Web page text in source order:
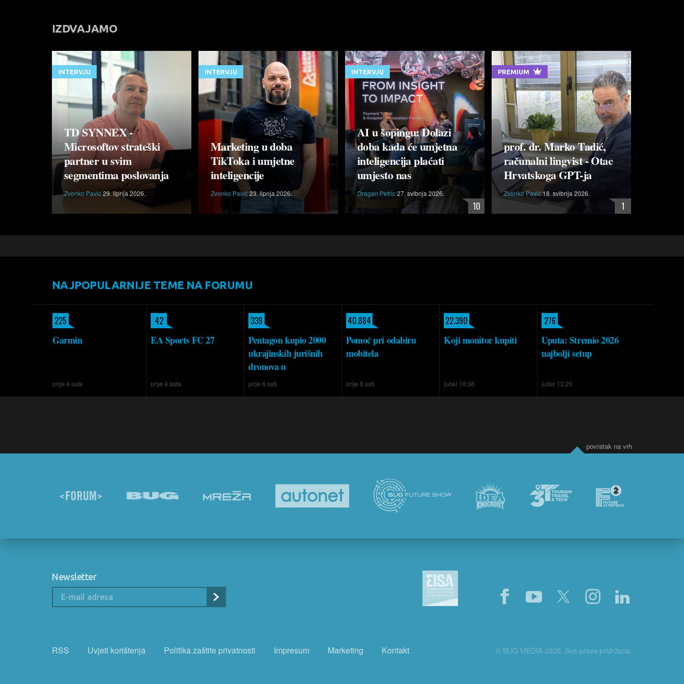
IZDVAJAMO
INTERVJU
TD SYNNEX -
Microsoftov strateški
partner u svim
segmentima poslovanja
Zvonko Pavić29. lipnja 2026.
INTERVJU
Marketing u doba
TikToka i umjetne
inteligencije
Zvonko Pavić23. lipnja 2026.
INTERVJU
AI u šopingu: Dolazi
doba kada će umjetna
inteligencija plaćati
umjesto nas
Dragan Petric27. svibnja 2026.
10
PREMIUM
prof. dr. Marko Tadić,
računalni lingvist - Otac
Hrvatskoga GPT-ja
Zvonko Pavić 18. svibnja 2026.
1
NAJPOPULARNIJE TEME NA FORUMU
Garmin
prije 4 sata
225
EA Sports FC 27
prije 4 sata
42
Pentagon kupio 2000
ukrajinskih jurišnih
dronova u
prije 6 sati
339
Pomoć pri odabiru
mobitela
prije 8 sati
40.884
Koji monitor kupiti
jučer 16:36
22.390
Uputa: Stremio 2026
najbolji setup
jučer 13:20
276
povratak na vrh
Newsletter
RSS Uvjeti korištenja Politika zaštite privatnosti Impresum Marketing Kontakt © BUG MEDIA 2026. Sva prava pridržana.